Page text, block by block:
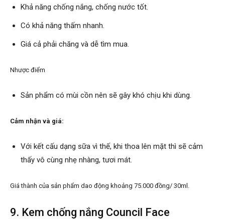
Khả năng chống nắng, chống nước tốt.
Có khả năng thấm nhanh.
Giá cả phải chăng và dễ tìm mua.
Nhược điểm
Sản phẩm có mùi cồn nên sẽ gây khó chịu khi dùng.
Cảm nhận và giá:
Với kết cấu dạng sữa vì thế, khi thoa lên mặt thì sẽ cảm
thấy vô cùng nhẹ nhàng, tươi mát.
Giá thành của sản phẩm dao động khoảng 75.000 đồng/ 30ml.
9. Kem chống nắng Council Face